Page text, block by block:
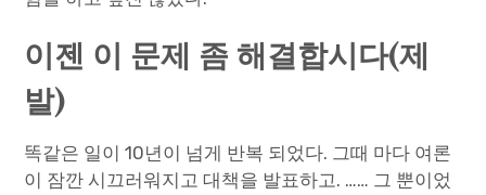
이젠 이 문제 좀 해결합시다(제
발)
똑같은 일이 10년이 넘게 반복 되었다. 그때 마다 여론
이 잠깐 시끄러워지고 대책을 발표하고. …… 그 뿐이었